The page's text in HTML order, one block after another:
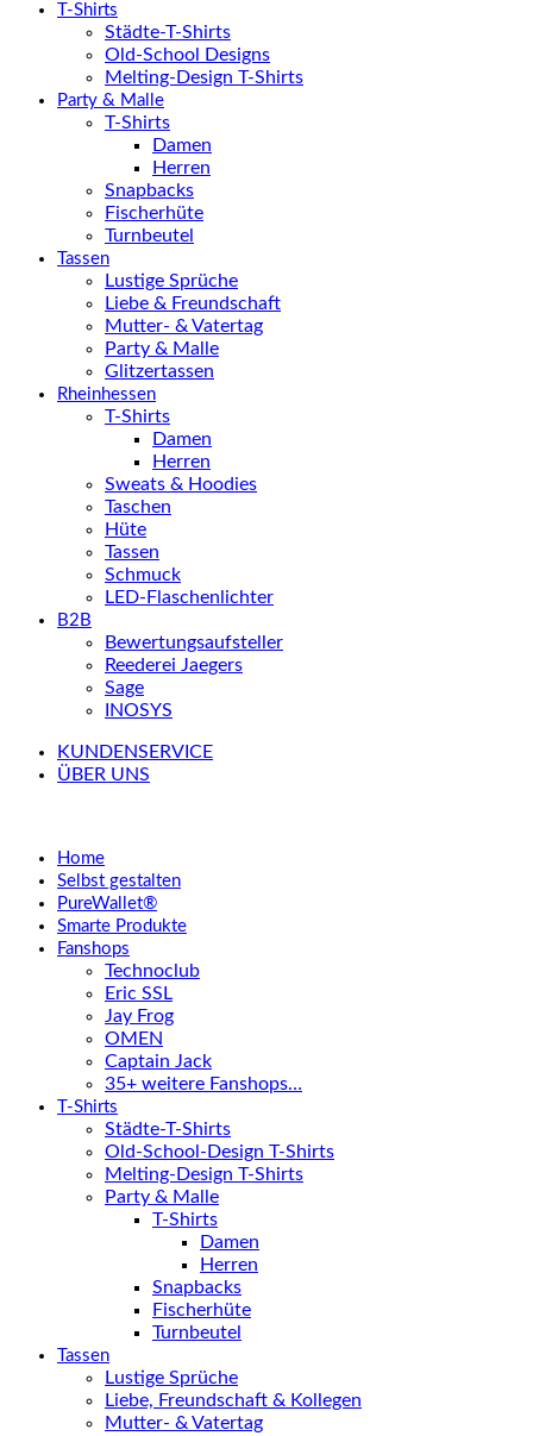
T-Shirts
Städte-T-Shirts
Old-School Designs
Melting-Design T-Shirts
Party & Malle
T-Shirts
Damen
Herren
Snapbacks
Fischerhüte
Turnbeutel
Tassen
Lustige Sprüche
Liebe & Freundschaft
Mutter- & Vatertag
Party & Malle
Glitzertassen
Rheinhessen
T-Shirts
Damen
Herren
Sweats & Hoodies
Taschen
Hüte
Tassen
Schmuck
LED-Flaschenlichter
B2B
Bewertungsaufsteller
Reederei Jaegers
Sage
INOSYS
KUNDENSERVICE
ÜBER UNS
Home
Selbst gestalten
PureWallet®
Smarte Produkte
Fanshops
Technoclub
Eric SSL
Jay Frog
OMEN
Captain Jack
35+ weitere Fanshops…
T-Shirts
Städte-T-Shirts
Old-School-Design T-Shirts
Melting-Design T-Shirts
Party & Malle
T-Shirts
Damen
Herren
Snapbacks
Fischerhüte
Turnbeutel
Tassen
Lustige Sprüche
Liebe, Freundschaft & Kollegen
Mutter- & Vatertag